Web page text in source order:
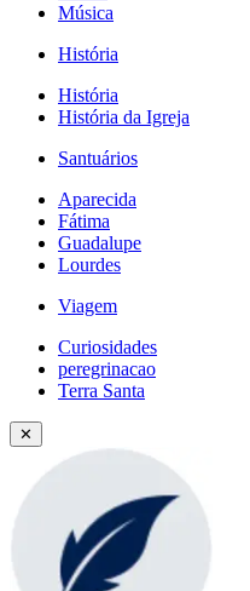
Música
História
História
História da Igreja
Santuários
Aparecida
Fátima
Guadalupe
Lourdes
Viagem
Curiosidades
peregrinacao
Terra Santa
✕